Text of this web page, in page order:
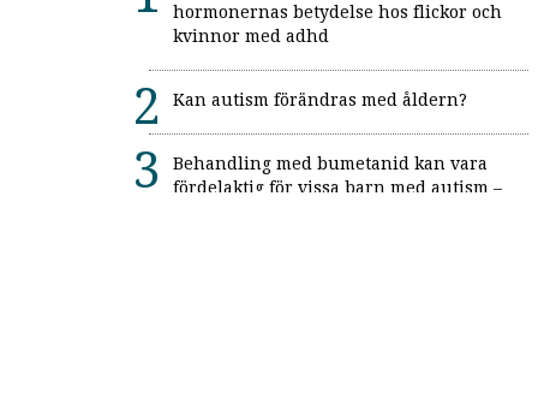
hormonernas betydelse hos flickor och
kvinnor med adhd
Kan autism förändras med åldern?
Behandling med bumetanid kan vara
fördelaktig för vissa barn med autism –